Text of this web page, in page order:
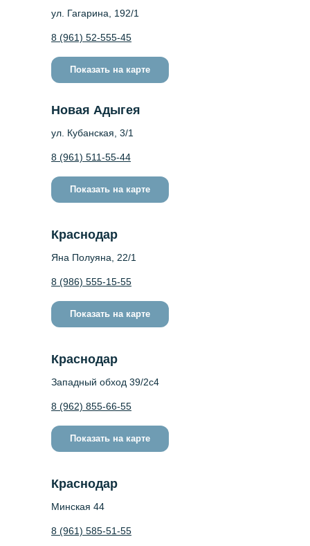
ул. Гагарина, 192/1
8 (961) 52-555-45
Показать на карте
Краснодар
Яна Полуяна, 22/1
8 (986) 555-15-55
Показать на карте
Новая Адыгея
ул. Кубанская, 3/1
8 (961) 511-55-44
Показать на карте
Краснодар
Минская 44
8 (961) 585-51-55
Краснодар
Западный обход 39/2c4
8 (962) 855-66-55
Показать на карте